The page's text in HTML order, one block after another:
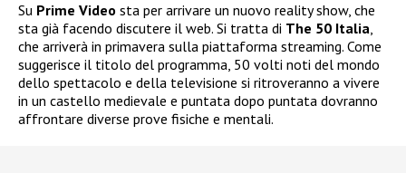
Su Prime Video sta per arrivare un nuovo reality show, che
sta già facendo discutere il web. Si tratta di The 50 Italia,
che arriverà in primavera sulla piattaforma streaming. Come
suggerisce il titolo del programma, 50 volti noti del mondo
dello spettacolo e della televisione si ritroveranno a vivere
in un castello medievale e puntata dopo puntata dovranno
affrontare diverse prove fisiche e mentali.